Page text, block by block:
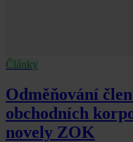
Články
Odměňování
obchodních
novely ZOK